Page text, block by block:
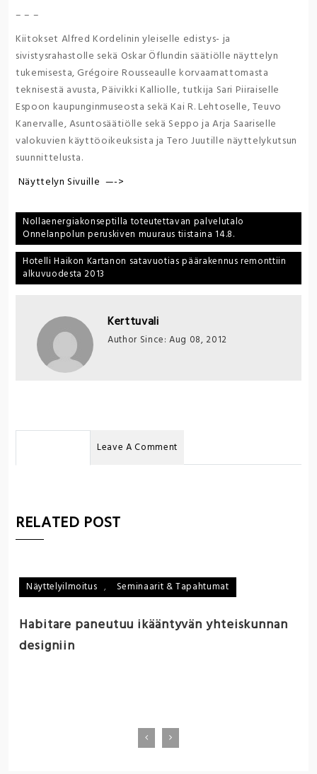
– – –
Kiitokset Alfred Kordelinin yleiselle edistys- ja
sivistysrahastolle sekä Oskar Öflundin säätiölle näyttelyn
tukemisesta, Grégoire Rousseaulle korvaamattomasta
teknisestä avusta, Päivikki Kalliolle, tutkija Sari Piiraiselle
Espoon kaupunginmuseosta sekä Kai R. Lehtoselle, Teuvo
Kanervalle, Asuntosäätiölle sekä Seppo ja Arja Saariselle
valokuvien käyttöoikeuksista ja Tero Juutille näyttelykutsun
suunnittelusta.
Näyttelyn Sivuille —->
Post
navigation
Nollaenergiakonseptilla toteutettavan palvelutalo
Onnelanpolun peruskiven muuraus tiistaina 14.8.
Hotelli Haikon Kartanon satavuotias päärakennus remonttiin
alkuvuodesta 2013
Kerttuvali
Author Since: Aug 08, 2012
Leave A Comment
RELATED POST
Näyttelyilmoitus , Seminaarit & Tapahtumat
Habitare paneutuu ikääntyvän yhteiskunnan
designiin